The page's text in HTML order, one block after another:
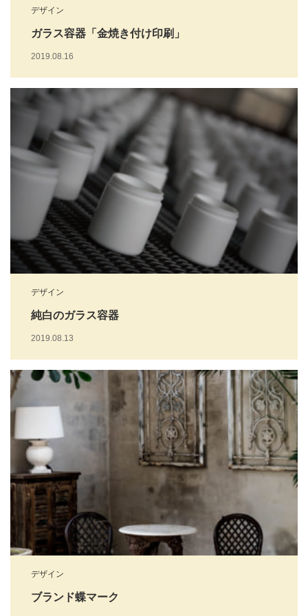
デザイン
ガラス容器「金焼き付け印刷」
2019.08.16
デザイン
純白のガラス容器
2019.08.13
デザイン
ブランド蝶マーク